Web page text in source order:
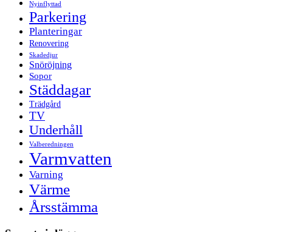
Nyinflyttad
Parkering
Planteringar
Renovering
Skadedjur
Snöröjning
Sopor
Städdagar
Trädgård
TV
Underhåll
Valberedningen
Varmvatten
Varning
Värme
Årsstämma